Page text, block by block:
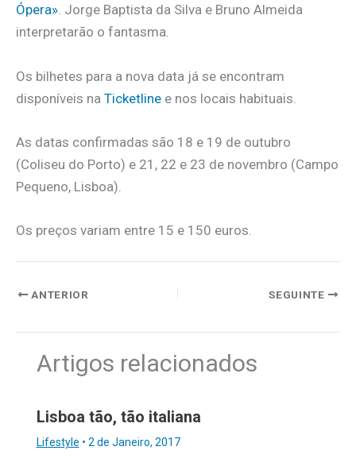
Ópera». Jorge Baptista da Silva e Bruno Almeida
interpretarão o fantasma.
Os bilhetes para a nova data já se encontram
disponíveis na Ticketline e nos locais habituais.
As datas confirmadas são 18 e 19 de outubro
(Coliseu do Porto) e 21, 22 e 23 de novembro (Campo
Pequeno, Lisboa).
Os preços variam entre 15 e 150 euros.
ANTERIOR SEGUINTE
Artigos relacionados
Lisboa tão, tão italiana
Lifestyle • 2 de Janeiro, 2017